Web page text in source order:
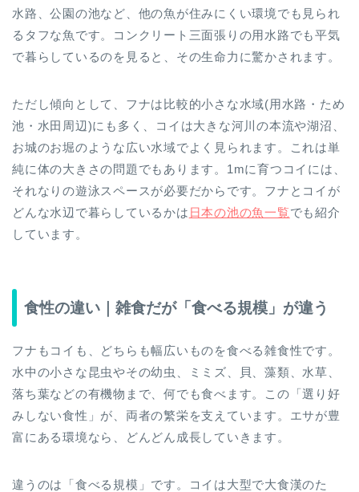
水路、公園の池など、他の魚が住みにくい環境でも見られ
るタフな魚です。コンクリート三面張りの用水路でも平気
で暮らしているのを見ると、その生命力に驚かされます。
ただし傾向として、フナは比較的小さな水域(用水路・ため
池・水田周辺)にも多く、コイは大きな河川の本流や湖沼、
お城のお堀のような広い水域でよく見られます。これは単
純に体の大きさの問題でもあります。1mに育つコイには、
それなりの遊泳スペースが必要だからです。フナとコイが
どんな水辺で暮らしているかは 日本の池の魚一覧でも紹介
しています。
食性の違い｜雑食だが「食べる規模」が違う
フナもコイも、どちらも幅広いものを食べる雑食性です。
水中の小さな昆虫やその幼虫、ミミズ、貝、藻類、水草、
落ち葉などの有機物まで、何でも食べます。この「選り好
みしない食性」が、両者の繁栄を支えています。エサが豊
富にある環境なら、どんどん成長していきます。
違うのは「食べる規模」です。コイは大型で大食漢のた